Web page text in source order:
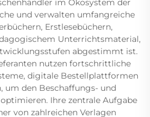
im Ökosystem der
und verwalten umfangreiche
Erstlesebüchern,
Unterrichtsmaterial,
abgestimmt ist.
nutzen fortschrittliche
digitale Bestellplattformen
um den Beschaffungs- und
Ihre zentrale Aufgabe
von zahlreichen Verlagen